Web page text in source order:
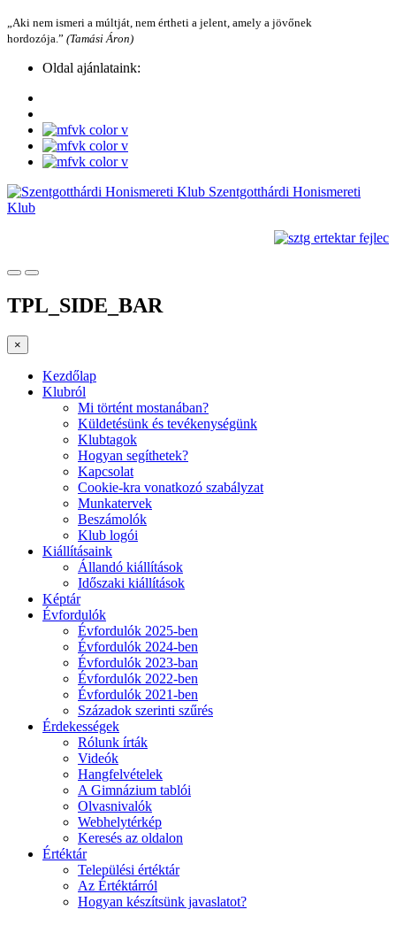
„Aki nem ismeri a múltját, nem értheti a jelent, amely a jövőnek
hordozója.” (Tamási Áron)
Oldal ajánlataink:
Szentgotthárdi Honismereti
Klub
TPL_SIDE_BAR
×
Kezdőlap
Klubról
Mi történt mostanában?
Küldetésünk és tevékenységünk
Klubtagok
Hogyan segíthetek?
Kapcsolat
Cookie-kra vonatkozó szabályzat
Munkatervek
Beszámolók
Klub logói
Kiállításaink
Állandó kiállítások
Időszaki kiállítások
Képtár
Évfordulók
Évfordulók 2025-ben
Évfordulók 2024-ben
Évfordulók 2023-ban
Évfordulók 2022-ben
Évfordulók 2021-ben
Századok szerinti szűrés
Érdekességek
Rólunk írták
Videók
Hangfelvételek
A Gimnázium tablói
Olvasnivalók
Webhelytérkép
Keresés az oldalon
Értéktár
Települési értéktár
Az Értéktárról
Hogyan készítsünk javaslatot?